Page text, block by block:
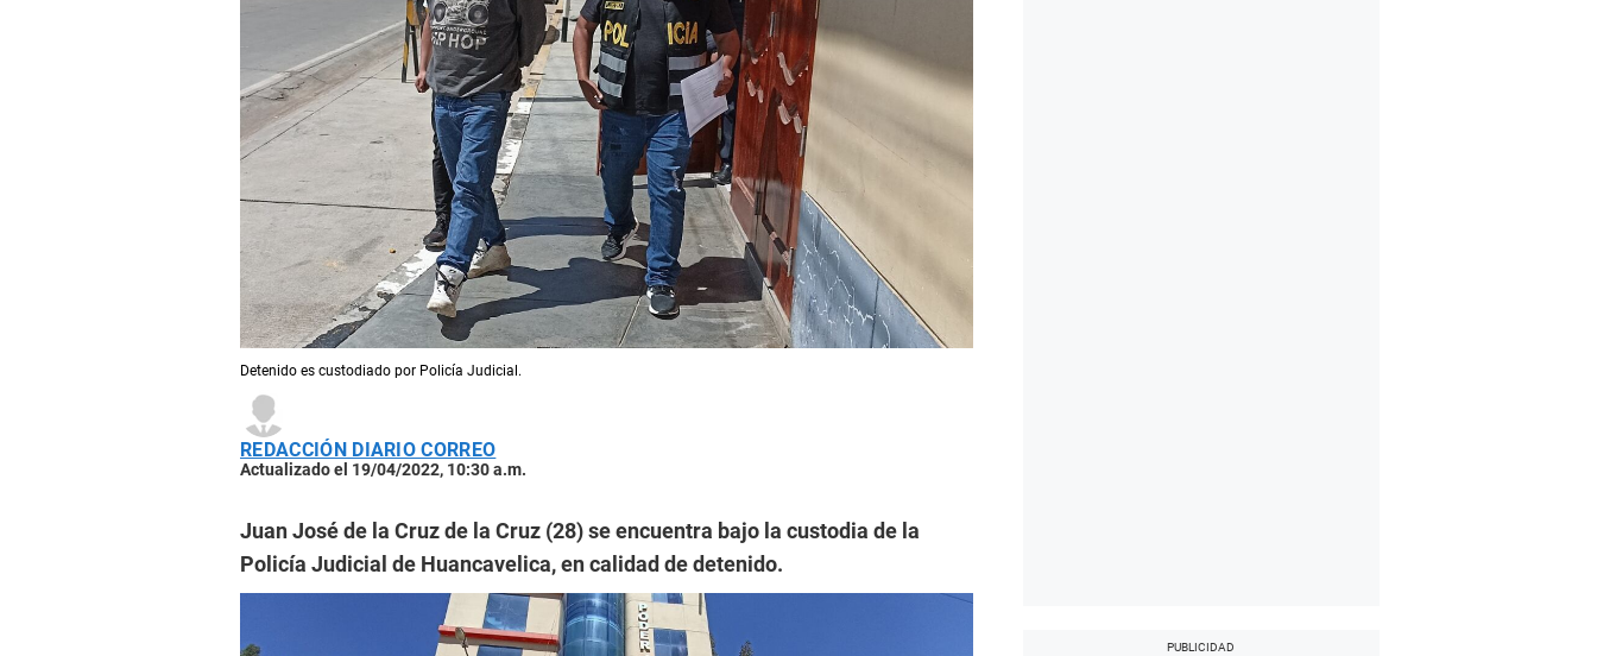
Detenido es custodiado por Policía Judicial.
REDACCIÓN DIARIO CORREO
Actualizado el 19/04/2022, 10:30 a.m.
Juan José de la Cruz de la Cruz (28) se encuentra bajo la custodia de la
Policía Judicial de Huancavelica, en calidad de detenido.